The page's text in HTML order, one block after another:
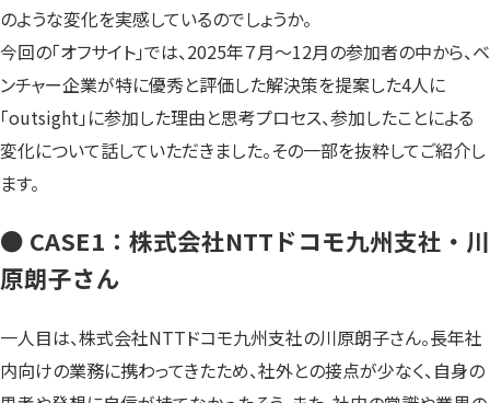
のような変化を実感しているのでしょうか。
今回の「オフサイト」では、2025年７月〜12月の参加者の中から、ベ
ンチャー企業が特に優秀と評価した解決策を提案した4人に
「outsight」に参加した理由と思考プロセス、参加したことによる
変化について話していただきました。その一部を抜粋してご紹介し
ます。
● CASE1：株式会社NTTドコモ九州支社・川
原朗子さん
一人目は、株式会社NTTドコモ九州支社の川原朗子さん。長年社
内向けの業務に携わってきたため、社外との接点が少なく、自身の